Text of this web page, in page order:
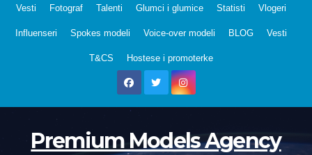
Vesti Fotograf Talenti Glumci i glumice Statisti Vlogeri
Influenseri Spokes modeli Voice-over modeli BLOG Vesti
T&CS Hostese i promoterke
Premium Models Agency